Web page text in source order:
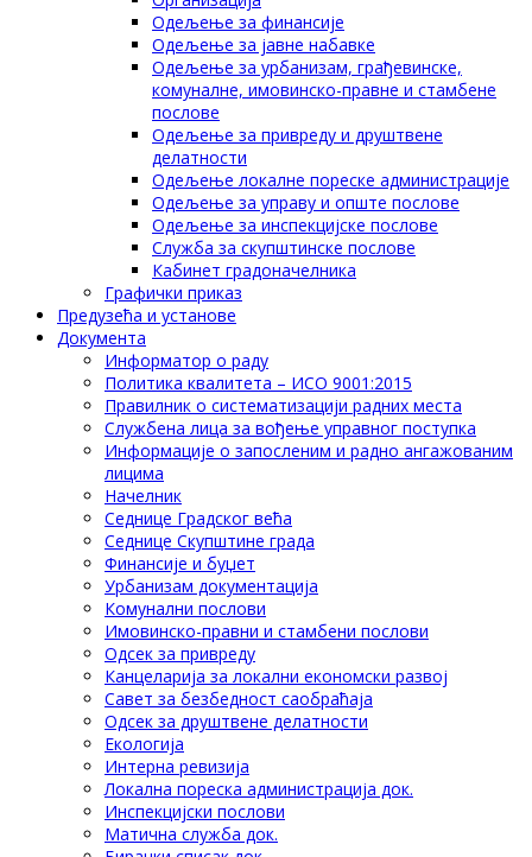
Одељење за финансије
Одељење за јавне набавке
Одељење за урбанизам, грађевинске,
комуналне, имовинско-правне и стамбене
послове
Одељење за привреду и друштвене
делатности
Одељење локалне пореске администрације
Одељење за управу и опште послове
Одељење за инспекцијске послове
Служба за скупштинске послове
Кабинет градоначелника
Графички приказ
Предузећа и установе
Документа
Информатор о раду
Политика квалитета – ИСО 9001:2015
Правилник о систематизацији радних места
Службена лица за вођење управног поступка
Информације о запосленим и радно ангажованим
лицима
Начелник
Седнице Градског већа
Седнице Скупштине града
Финансије и буџет
Урбанизам документација
Комунални послови
Имовинско-правни и стамбени послови
Одсек за привреду
Канцеларија за локални економски развој
Савет за безбедност саобраћаја
Одсек за друштвене делатности
Eкологија
Интерна ревизија
Локална пореска администрација док.
Инспекцијски послови
Матична служба док.